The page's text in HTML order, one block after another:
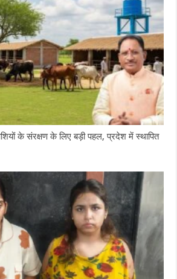
के संरक्षण के लिए बड़ी पहल, प्रदेश में स्थापित